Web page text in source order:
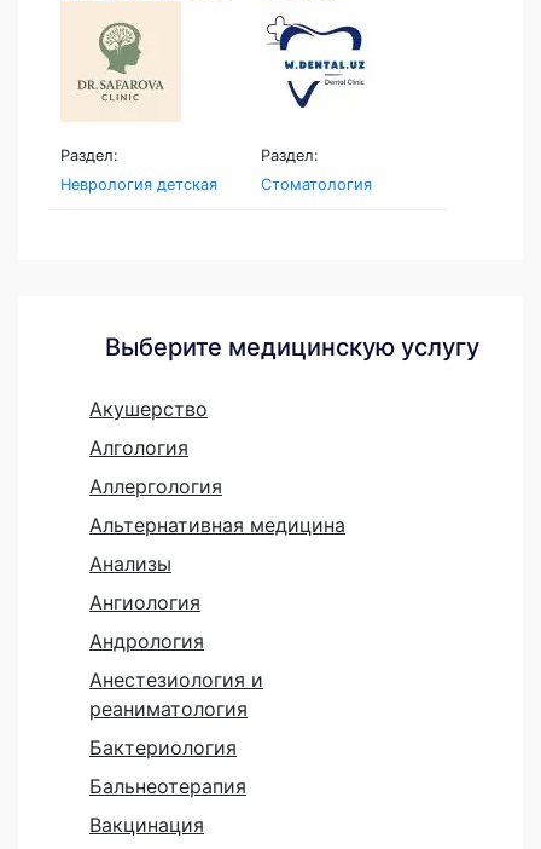
Раздел:
Неврология детская
Раздел:
Стоматология
Выберите медицинскую услугу
Акушерство
Алгология
Аллергология
Альтернативная медицина
Анализы
Ангиология
Андрология
Анестезиология и
реаниматология
Бактериология
Бальнеотерапия
Вакцинация